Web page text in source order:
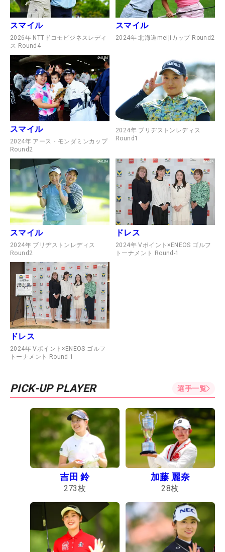
スマイル
2026年 NTTドコモビジネスレディ
ス Round4
スマイル
2024年 北海道meijiカップ Round2
スマイル
2024年 アース・モンダミンカップ
Round2
2024年 ブリヂストンレディス
Round1
スマイル
2024年 ブリヂストンレディス
Round2
ドレス
2024年 Vポイント×ENEOS ゴルフ
トーナメント Round-1
ドレス
2024年 Vポイント×ENEOS ゴルフ
トーナメント Round-1
PICK-UP PLAYER 選手一覧
吉田 鈴
273枚
加藤 麗奈
28枚